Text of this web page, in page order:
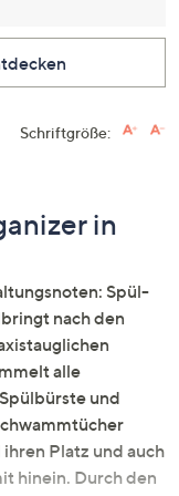
Link
Seite.
Schriftgröße:
in
Spül-
nach den
alle
und
Platz und auch
hinein. Durch den